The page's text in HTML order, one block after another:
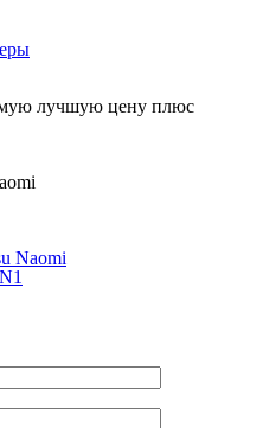
лучшую цену плюс
Naomi